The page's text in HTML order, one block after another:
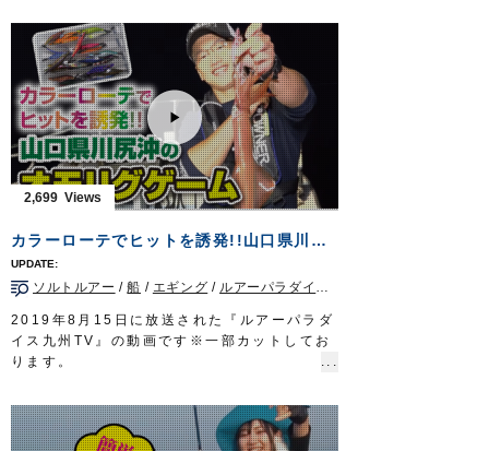
OWNERMOVIE http://ownertv.jp/
オーナーばりwebsite
http://www.owner.co.jp
のゲームフィッシングであるヘラブナ釣り
は、ビギナーからベテランまで誰もが楽しめ
る釣りとして人気。
一見、のんびりしている様に見えるヘラブナ
釣りですが、実際はとてもエキサイティン
グ。
今回はトップトーナメンターの岡田清さんが
神奈川県の厚木へら鮒センターで、管理釣り
場での楽しみ方をご紹介いたします。
■使用製品
ザイト・白の道糸
スズ バラサ
Do!Fishing 毎週土曜日 8:30～8:45放送※
第3土曜日は放送休止
https://s.mxtv.jp/variety/do_fishing/
OWNERMOVIE
http://ownertv.jp/
オーナーばりwebsite
2,699
カラーローテでヒットを誘発!!山口県川尻沖のオモリグゲーム
ソルトルアー /船 / エギング / ルアーパラダイス九州TV
2019年8月15日に放送された『ルアーパラダ
イス九州TV』の動画です※一部カットしてお
ります。
門市川尻沖のオモリグゲームでケンサキイカ
を狙います。
状況に応じてDraw4のカラーやサイズを使い